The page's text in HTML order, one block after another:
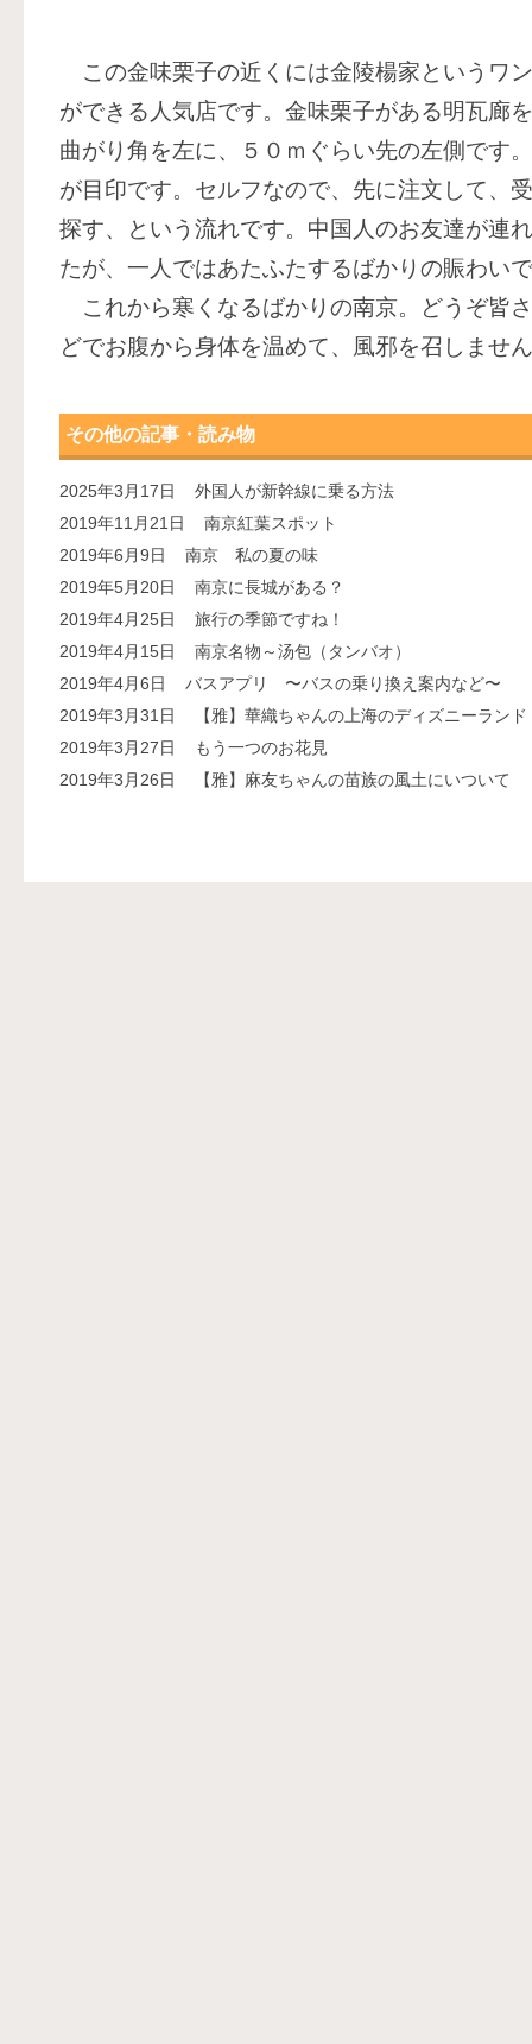
この金味栗子の近くには金陵楊家というワ
ができる人気店です。金味栗子がある明瓦廊
曲がり角を左に、５０ｍぐらい先の左側です
が目印です。セルフなので、先に注文して、
探す、という流れです。中国人のお友達が連
たが、一人ではあたふたするばかりの賑わい
これから寒くなるばかりの南京。どうぞ皆
どでお腹から身体を温めて、風邪を召しませ
その他の記事・読み物
2025年3月17日
外国人が新幹線に乗る方法
2019年11月21日
南京紅葉スポット
2019年6月9日
南京 私の夏の味
2019年5月20日
南京に長城がある？
2019年4月25日
旅行の季節ですね！
2019年4月15日
南京名物～汤包（タンバオ）
2019年4月6日
バスアプリ 〜バスの乗り換え案内など〜
2019年3月31日
【雅】華織ちゃんの上海のディズニーランド
2019年3月27日
もう一つのお花見
2019年3月26日
【雅】麻友ちゃんの苗族の風土にいついて